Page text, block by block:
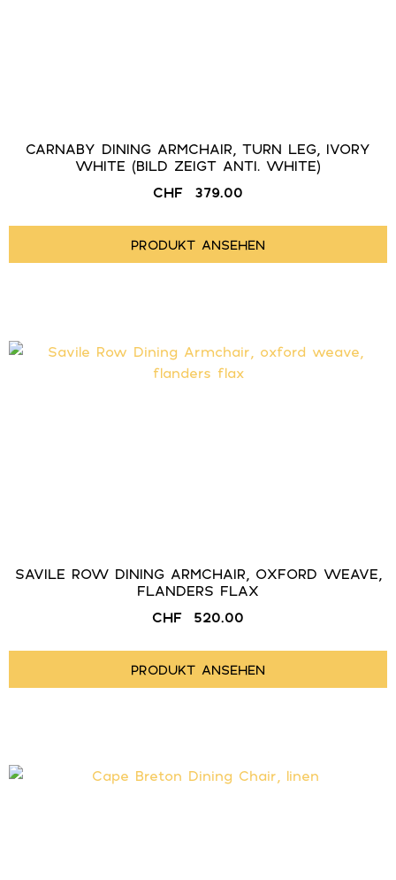
CARNABY DINING ARMCHAIR, TURN LEG, IVORY
WHITE (BILD ZEIGT ANTI. WHITE)
CHF
379.00
PRODUKT ANSEHEN
SAVILE ROW DINING ARMCHAIR, OXFORD WEAVE,
FLANDERS FLAX
CHF
520.00
PRODUKT ANSEHEN